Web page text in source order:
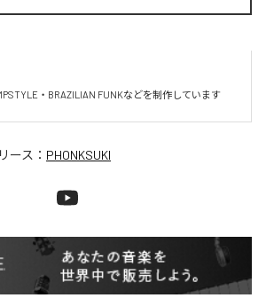
・BRAZILIAN FUNKなどを制作しています
ース： PHONKSUKI